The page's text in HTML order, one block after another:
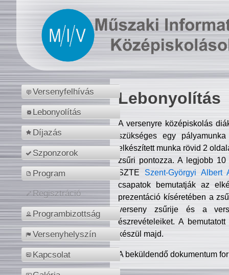
Versenyfelhívás
Lebonyolítás
Díjazás
Szponzorok
Program
Regisztráció
Programbizottság
Versenyhelyszín
Kapcsolat
Lebonyolítás
A versenyre középiskolás
szükséges egy
elkészített munka rövid 2
zsűri pontozza. A legjobb
SZTE Szent-Györgyi Albert
csapatok bemutatják az
prezentáció kíséretében a
verseny zsűrije és a
észrevételeiket. A
készül majd.
A beküldendő dokumentum